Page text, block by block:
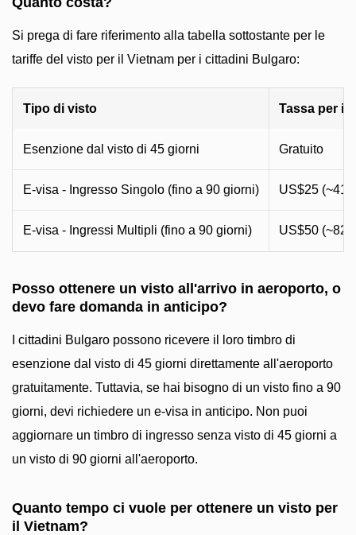
Si prega di fare riferimento alla tabella sottostante per le
tariffe del visto per il Vietnam per i cittadini Bulgaro:
Tipo di visto Tassa per il
Esenzione dal visto di 45 giorni Gratuito
E-visa - Ingresso Singolo (fino a 90 giorni) US$25 (~41
E-visa - Ingressi Multipli (fino a 90 giorni) US$50 (~82
Posso ottenere un visto all'arrivo in aeroporto, o
devo fare domanda in anticipo?
I cittadini Bulgaro possono ricevere il loro timbro di
esenzione dal visto di 45 giorni direttamente all'aeroporto
gratuitamente. Tuttavia, se hai bisogno di un visto fino a 90
giorni, devi richiedere un e-visa in anticipo. Non puoi
aggiornare un timbro di ingresso senza visto di 45 giorni a
un visto di 90 giorni all'aeroporto.
Quanto tempo ci vuole per ottenere un visto per
il Vietnam?